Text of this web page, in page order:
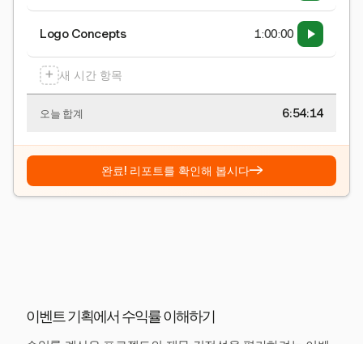
Logo Concepts 1:00:00
+ 새 시간 항목
오늘 합계 6:54:15
완료! 리포트를 확인해 봅시다→
이벤트 기획에서 수익률 이해하기